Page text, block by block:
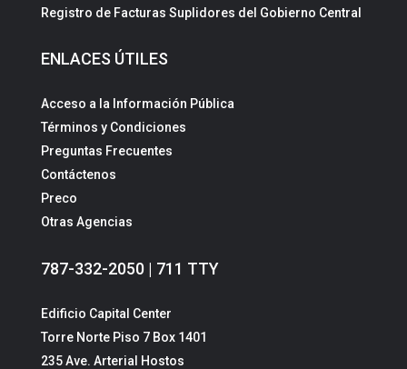
Registro de Facturas Suplidores del Gobierno Central
ENLACES ÚTILES
Acceso a la Información Pública
Términos y Condiciones
Preguntas Frecuentes
Contáctenos
Preco
Otras Agencias
787-332-2050 | 711 TTY
Edificio Capital Center
Torre Norte Piso 7 Box 1401
235 Ave. Arterial Hostos